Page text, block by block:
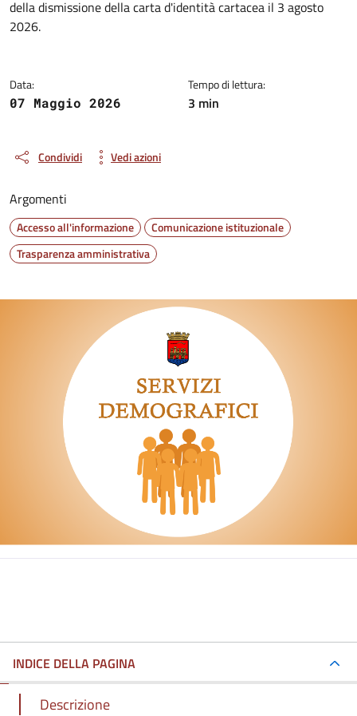
della dismissione della carta d'identità cartacea il 3 agosto
2026.
Data:
07 Maggio 2026
Tempo di lettura:
3 min
Condividi Vedi azioni
Argomenti
Accesso all'informazione
Comunicazione istituzionale
Trasparenza amministrativa
INDICE DELLA PAGINA
Descrizione